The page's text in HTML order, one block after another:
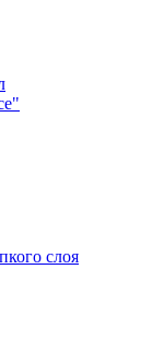
слоя